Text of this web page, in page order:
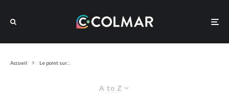
Accueil Le point sur…
A to Z